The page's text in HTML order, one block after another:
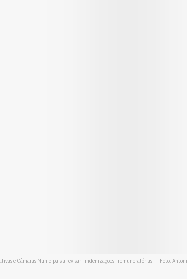
e Câmaras Municipais a revisar "indenizações" remuneratórias. — Foto: